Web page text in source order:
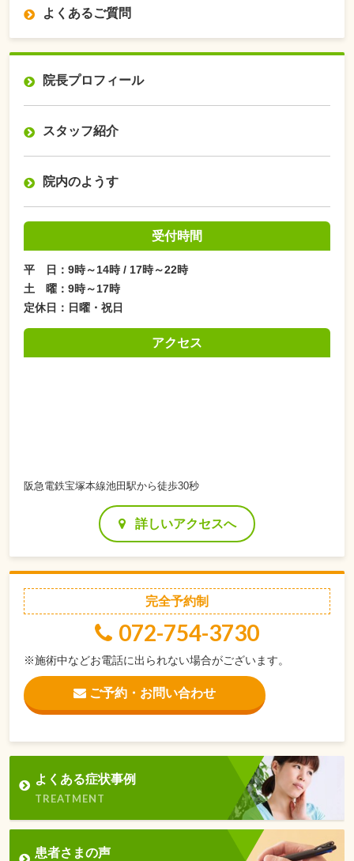
よくあるご質問
院長プロフィール
スタッフ紹介
院内のようす
受付時間
平 日：9時～14時 / 17時～22時
土 曜：9時～17時
定休日：日曜・祝日
アクセス
阪急電鉄宝塚本線池田駅から徒歩30秒
詳しいアクセスへ
完全予約制
072-754-3730
※施術中などお電話に出られない場合がございます。
ご予約・お問い合わせ
よくある症状事例
TREATMENT
患者さまの声